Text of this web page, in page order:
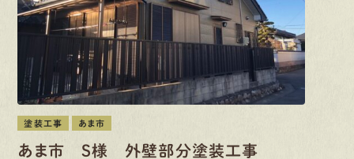
塗装工事 あま市
あま市 S様 外壁部分塗装工事